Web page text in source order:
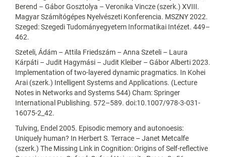
Berend – Gábor Gosztolya – Veronika Vincze (szerk.) XVIII.
Magyar Számítógépes Nyelvészeti Konferencia. MSZNY 2022.
Szeged: Szegedi Tudományegyetem Informatikai Intézet. 449–
462.
Szeteli, Ádám – Attila Friedszám – Anna Szeteli – Laura
Kárpáti – Judit Hagymási – Judit Kleiber – Gábor Alberti 2023.
Implementation of two-layered dynamic pragmatics. In Kohei
Arai (szerk.) Intelligent Systems and Applications. (Lecture
Notes in Networks and Systems 544) Cham: Springer
International Publishing. 572–589. doi:10.1007/978-3-031-
16075-2_42.
Tulving, Endel 2005. Episodic memory and autonoesis:
Uniquely human? In Herbert S. Terrace – Janet Metcalfe
(szerk.) The Missing Link in Cognition: Origins of Self-reflective